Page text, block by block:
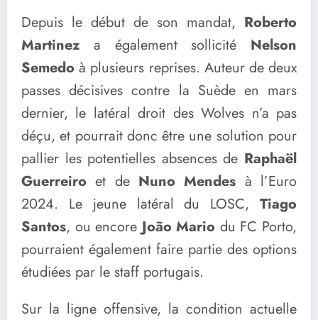
Depuis le début de son mandat, Roberto
Martinez a également sollicité Nelson
Semedo à plusieurs reprises. Auteur de deux
passes décisives contre la Suède en mars
dernier, le latéral droit des Wolves n’a pas
déçu, et pourrait donc être une solution pour
pallier les potentielles absences de Raphaël
Guerreiro et de Nuno Mendes à l’Euro
2024. Le jeune latéral du LOSC, Tiago
Santos, ou encoreJoão Mario du FC Porto,
pourraient également faire partie des options
étudiées par le staff portugais.
Sur la ligne offensive, la condition actuelle